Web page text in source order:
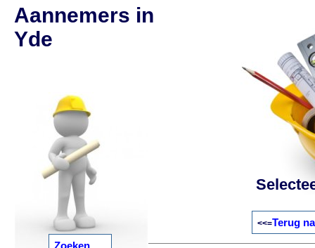
Zoeken
Aannemers in
Yde
<<=Terug